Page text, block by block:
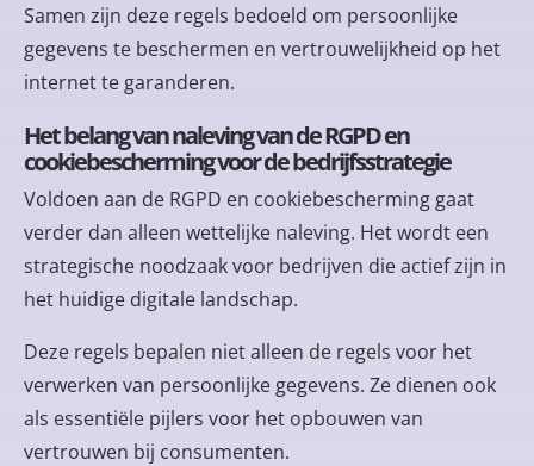
Samen zijn deze regels bedoeld om persoonlijke
gegevens te beschermen en vertrouwelijkheid op het
internet te garanderen.
Het belang van naleving van de RGPD en
cookiebescherming voor de bedrijfsstrategie
Voldoen aan de RGPD en cookiebescherming gaat
verder dan alleen wettelijke naleving. Het wordt een
strategische noodzaak voor bedrijven die actief zijn in
het huidige digitale landschap.
Deze regels bepalen niet alleen de regels voor het
verwerken van persoonlijke gegevens. Ze dienen ook
als essentiële pijlers voor het opbouwen van
vertrouwen bij consumenten.